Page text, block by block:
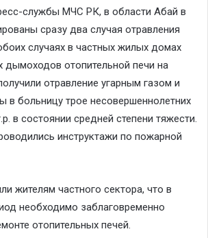
службы МЧС РК, в области Абай в
сразу два случая отравления
случаях в частных жилых домах
дымоходов отопительной печи на
отравление угарным газом и
в больницу трое несовершеннолетних
в состоянии средней степени тяжести.
инструктажи по пожарной
жителям частного сектора, что в
необходимо заблаговременно
отопительных печей.